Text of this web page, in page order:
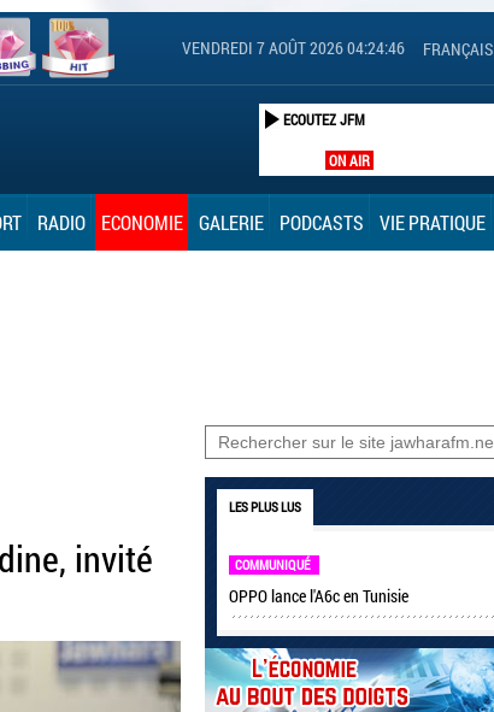
FRANÇAIS
VENDREDI 7 AOÛT 2026 04:24:47
ON AIR
ECOUTEZ JFM
RADIO ECONOMIE GALERIE PODCASTS VIE PRATIQUE
invité
LES PLUS LUS
COMMUNIQUÉ
OPPO lance l'A6c en Tunisie